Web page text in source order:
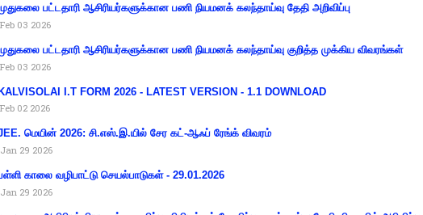
பட்டதாரி ஆசிரியர்களுக்கான பணி நியமனக் கலந்தாய்வு தேதி அறிவிப்பு
Feb 03 2026
பட்டதாரி ஆசிரியர்களுக்கான பணி நியமனக் கலந்தாய்வு குறித்த முக்கிய விவரங்கள்
Feb 03 2026
KALVISOLAI I.T FORM 2026 - LATEST VERSION - 1.1 DOWNLOAD
Feb 02 2026
மெயின் 2026: சி.எஸ்.இ.யில் சேர கட்-ஆஃப் ரேங்க் விவரம்
Jan 29 2026
காலை வழிபாட்டு செயல்பாடுகள் - 29.01.2026
Jan 29 2026